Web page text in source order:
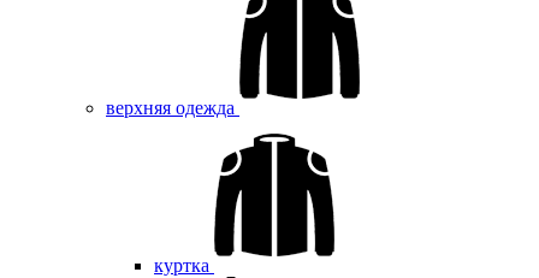
верхняя одежда
куртка